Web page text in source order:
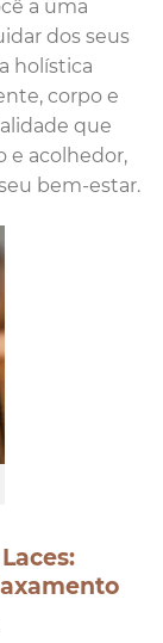
a uma
dos seus
holística
corpo e
que
e acolhedor,
bem-estar.